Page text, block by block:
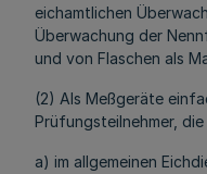
eichamtlichen
Überwachung der
und von Flaschen als
(2) Als Meßgeräte
Prüfungsteilnehmer, die
a) im allgemeinen